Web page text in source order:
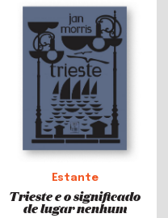
Estante
Trieste e o significado
de lugar nenhum